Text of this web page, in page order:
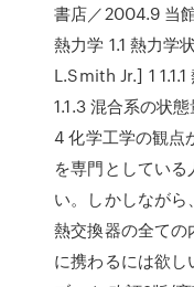
書店／2004.9 当
熱力学 1.1 熱力学
L.Smith Jr.] 1
1.1.3 混合系の状
4 化学工学の観点
を専門としてい
い。しかしながら
熱交換器の全ての
に携わるには欲し